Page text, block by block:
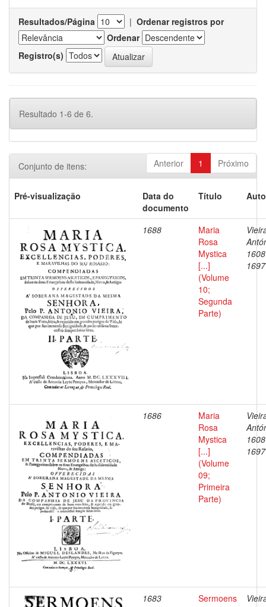
Resultados/Página | Ordenar registros por
Ordenar
Registro(s)
Resultado 1-6 de 6.
Anterior 1 Próximo
Conjunto de itens:
Pré-visualização
Data do
documento
Título
1688
Maria
Rosa
Mystica
[...]
(Volume
10;
Segunda
Parte)
1697
1686
Maria
Rosa
Mystica
[...]
(Volume
09;
Primeira
Parte)
1697
1683
Sermoens